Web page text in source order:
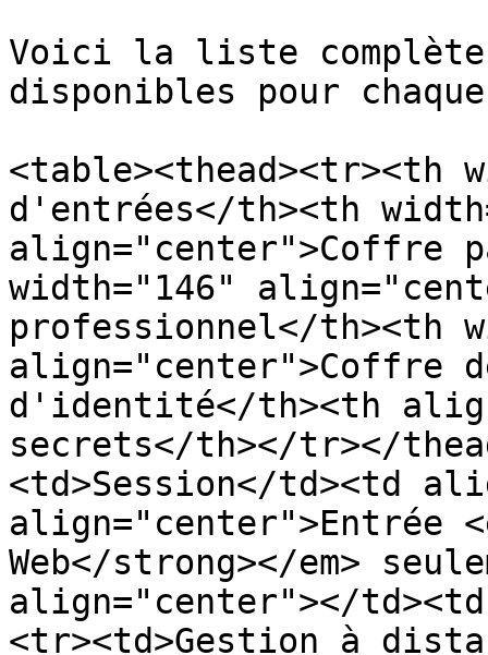
Voici la liste
disponibles pour
<table><thead><tr><th
d'entrées</th><th
align="center">Coffre
width="146"
professionnel</th><th
d'identité</th><th
secrets</th></tr></
<td>Session</td><td
align="center">Entrée
Web</strong></em>
align="center"></
<tr><td>Gestion à